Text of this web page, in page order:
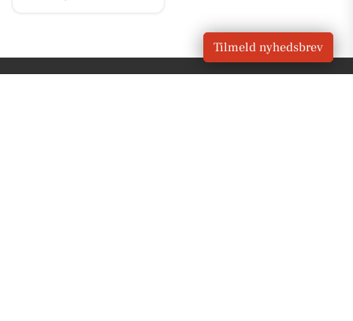
Tilmeld nyhedsbrev